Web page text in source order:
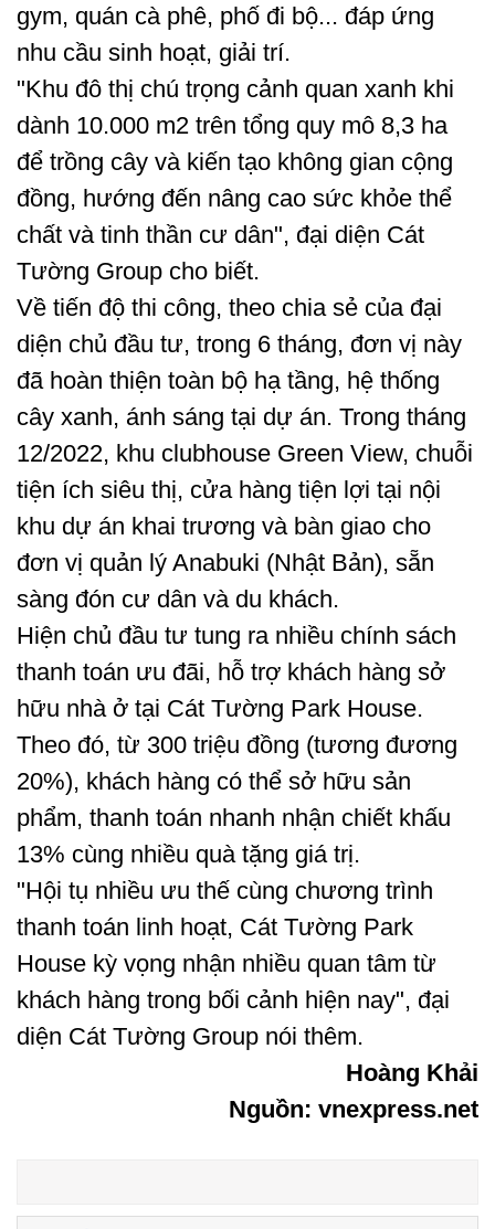
gym, quán cà phê, phố đi bộ... đáp ứng
nhu cầu sinh hoạt, giải trí.
"Khu đô thị chú trọng cảnh quan xanh khi
dành 10.000 m2 trên tổng quy mô 8,3 ha
để trồng cây và kiến tạo không gian cộng
đồng, hướng đến nâng cao sức khỏe thể
chất và tinh thần cư dân", đại diện Cát
Tường Group cho biết.
Về tiến độ thi công, theo chia sẻ của đại
diện chủ đầu tư, trong 6 tháng, đơn vị này
đã hoàn thiện toàn bộ hạ tầng, hệ thống
cây xanh, ánh sáng tại dự án. Trong tháng
12/2022, khu clubhouse Green View, chuỗi
tiện ích siêu thị, cửa hàng tiện lợi tại nội
khu dự án khai trương và bàn giao cho
đơn vị quản lý Anabuki (Nhật Bản), sẵn
sàng đón cư dân và du khách.
Hiện chủ đầu tư tung ra nhiều chính sách
thanh toán ưu đãi, hỗ trợ khách hàng sở
hữu nhà ở tại Cát Tường Park House.
Theo đó, từ 300 triệu đồng (tương đương
20%), khách hàng có thể sở hữu sản
phẩm, thanh toán nhanh nhận chiết khấu
13% cùng nhiều quà tặng giá trị.
"Hội tụ nhiều ưu thế cùng chương trình
thanh toán linh hoạt, Cát Tường Park
House kỳ vọng nhận nhiều quan tâm từ
khách hàng trong bối cảnh hiện nay", đại
diện Cát Tường Group nói thêm.
Hoàng Khải
Nguồn: vnexpress.net